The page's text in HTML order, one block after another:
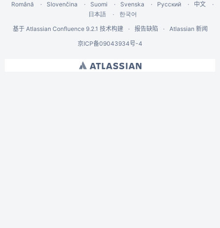
Română
Slovenčina Suomi Svenska Русский 中文
日本語
한국어
基于 Atlassian Confluence 9.2.1 技术构建 报告缺陷
Atlassian 新闻
京ICP备09043934号-4